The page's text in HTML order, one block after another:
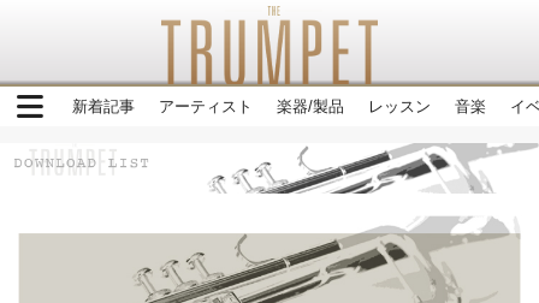
新着記事 アーティスト 楽器/製品 レッスン 音楽 イ